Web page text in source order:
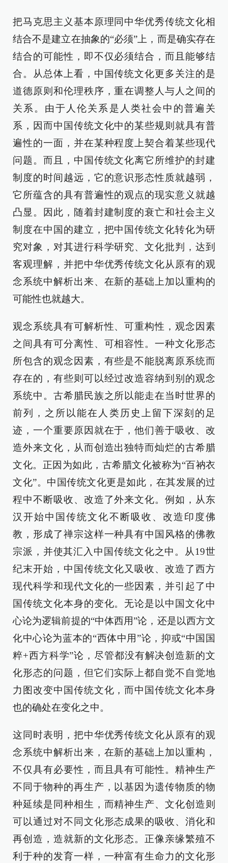
把马克思主义基本原理同中华优秀传统文化相
结合不是建立在抽象的“必须”上，而是确实存在
结合的可能性，即不仅必须结合，而且能够结
合。从总体上看，中国传统文化更多关注的是
道德原则和伦理秩序，重在调整人与人之间的
关系。由于人伦关系是人类社会中的普遍关
系，因而中国传统文化中的某些规则就具有普
遍性的一面，并在某种程度上契合着某些现代
问题。而且，中国传统文化离它所维护的封建
制度的时间越远，它的意识形态性质就越弱，
它所蕴含的具有普遍性的观点的现实意义就越
凸显。因此，随着封建制度的衰亡和社会主义
制度在中国的建立，把中国传统文化转化为研
究对象，对其进行科学研究、文化批判，达到
客观理解，并把中华优秀传统文化从原有的观
念系统中解析出来、在新的基础上加以重构的
可能性也就越大。
观念系统具有可解析性、可重构性，观念因素
之间具有可分离性、可相容性。一种文化形态
所包含的观念因素，有些是不能脱离原系统而
存在的，有些则可以经过改造容纳到别的观念
系统中。古希腊民族之所以能走在当时世界的
前列，之所以能在人类历史上留下深刻的足
迹，一个重要原因就在于，他们善于吸收、改
造外来文化，从而创造出独特而灿烂的古希腊
文化。正因为如此，古希腊文化被称为“百衲衣
文化”。中国传统文化更是如此，在其发展的过
程中不断吸收、改造了外来文化。例如，从东
汉开始中国传统文化不断吸收、改造印度佛
教，形成了禅宗这样一种具有中国风格的佛教
宗派，并使其汇入中国传统文化之中。从19世
纪末开始，中国传统文化又吸收、改造了西方
现代科学和现代文化的一些因素，并引起了中
国传统文化本身的变化。无论是以中国文化中
心论为逻辑前提的“中体西用”论，还是以西方文
化中心论为蓝本的“西体中用”论，抑或“中国国
粹+西方科学”论，尽管都没有解决创造新的文
化形态的问题，但它们实际上都自觉不自觉地
力图改变中国传统文化，而中国传统文化本身
也的确处在变化之中。
这同时表明，把中华优秀传统文化从原有的观
念系统中解析出来，在新的基础上加以重构，
不仅具有必要性，而且具有可能性。精神生产
不同于物种的再生产，以基因为遗传物质的物
种延续是同种相生，而精神生产、文化创造则
可以通过对不同文化形态成果的吸收、消化和
再创造，造就新的文化形态。正像亲缘繁殖不
利于种的发育一样，一种富有生命力的文化形